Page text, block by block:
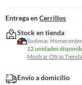
Entrega en Cerrillos
Stock en tienda
Sodimac
12 unidades
Mostrar Otras
Envío a domicilio